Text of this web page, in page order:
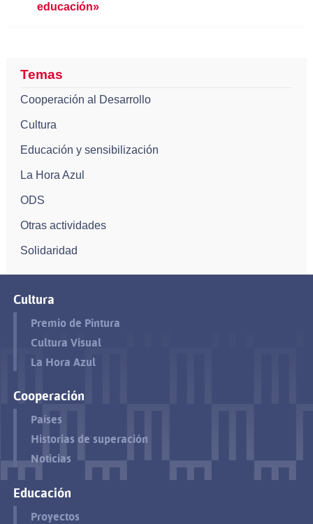
educación»
Temas
Cooperación al Desarrollo
Cultura
Educación y sensibilización
La Hora Azul
ODS
Otras actividades
Solidaridad
Cultura
Premio de Pintura
Cultura Visual
La Hora Azul
Cooperación
Países
Historias de superación
Noticias
Educación
Proyectos